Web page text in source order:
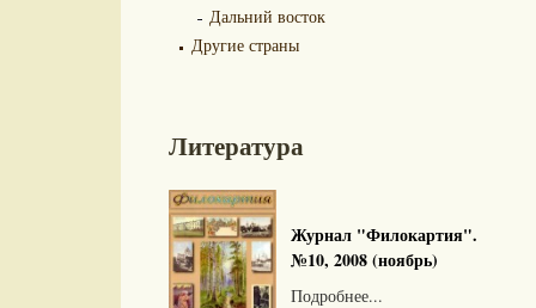
Дальний восток
Другие страны
Литература
Журнал "Филокартия".
№10, 2008 (ноябрь)
Подробнее...